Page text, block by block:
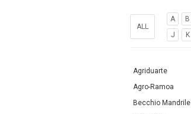
ALL
A B
J
K
Agriduarte
Agro-Ramoa
Becchio Mandrile